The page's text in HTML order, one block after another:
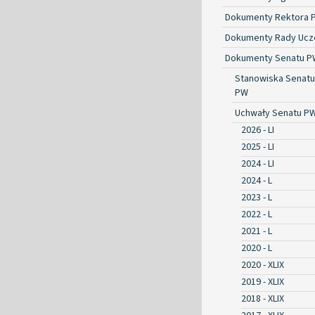
Dokumenty Rektora
Dokumenty Rady
Dokumenty Senatu
Stanowiska Senatu
PW
Uchwały Senatu
2026 - LI
2025 - LI
2024 - LI
2024 - L
2023 - L
2022 - L
2021 - L
2020 - L
2020 - XLIX
2019 - XLIX
2018 - XLIX